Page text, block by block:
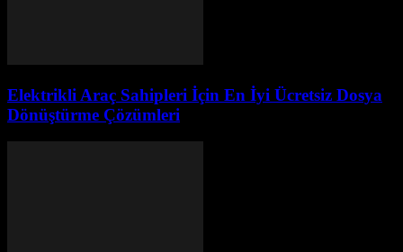
Elektrikli Araç Sahipleri İçin En İyi Ücretsiz Dosya
Dönüştürme Çözümleri